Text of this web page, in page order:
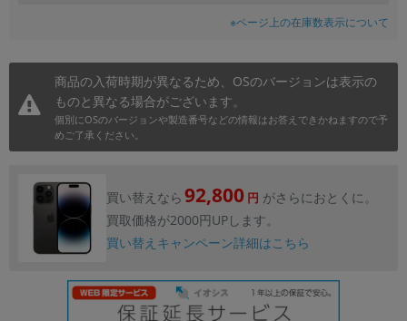
※ページ上の在庫数表示について
商品の入荷時期が異なるため、OSのバージョンは表示の
ものと異なる場合がございます。
個別にOSのバージョンや製造番号などの情報はお答えできかねますので予
めご了承ください。
買い替えなら 92,800 円 がさらにおとくに。
買取価格が2000円UPします。
買い替えキャンペーン詳細はこちら